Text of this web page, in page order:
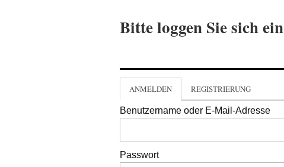
Bitte loggen Sie sich ein
ANMELDEN REGISTRIERUNG
Benutzername oder E-Mail-Adresse
Passwort